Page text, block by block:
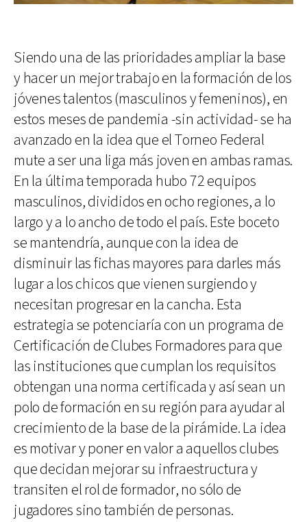
Siendo una de las prioridades ampliar la base
y hacer un mejor trabajo en la formación de los
jóvenes talentos (masculinos y femeninos), en
estos meses de pandemia -sin actividad- se ha
avanzado en la idea que el Torneo Federal
mute a ser una liga más joven en ambas ramas.
En la última temporada hubo 72 equipos
masculinos, divididos en ocho regiones, a lo
largo y a lo ancho de todo el país. Este boceto
se mantendría, aunque con la idea de
disminuir las fichas mayores para darles más
lugar a los chicos que vienen surgiendo y
necesitan progresar en la cancha. Esta
estrategia se potenciaría con un programa de
Certificación de Clubes Formadores para que
las instituciones que cumplan los requisitos
obtengan una norma certificada y así sean un
polo de formación en su región para ayudar al
crecimiento de la base de la pirámide. La idea
es motivar y poner en valor a aquellos clubes
que decidan mejorar su infraestructura y
transiten el rol de formador, no sólo de
jugadores sino también de personas.